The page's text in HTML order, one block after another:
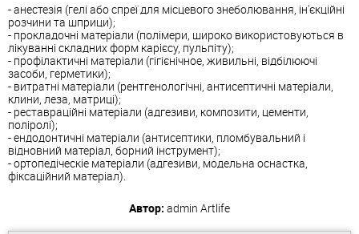
- анестезія (гелі або спреї для місцевого знеболювання, ін'єкційні
розчини та шприци);
- прокладочні матеріали (полімери, широко використовуються в
лікуванні складних форм карієсу, пульпіту);
- профілактичні матеріали (гігієнічное, живильні, відбілюючі
засоби, герметики);
- витратні матеріали (рентгенологічні, антисептичні матеріали,
клини, леза, матриці);
- реставраційні матеріали (адгезиви, композити, цементи,
поліролі);
- ендодонтичні матеріали (антисептики, пломбувальний і
відновний матеріал, борний інструмент);
- ортопедіческіе матеріали (адгезиви, модельна оснастка,
фіксаційний матеріал).
Автор: admin Artlife